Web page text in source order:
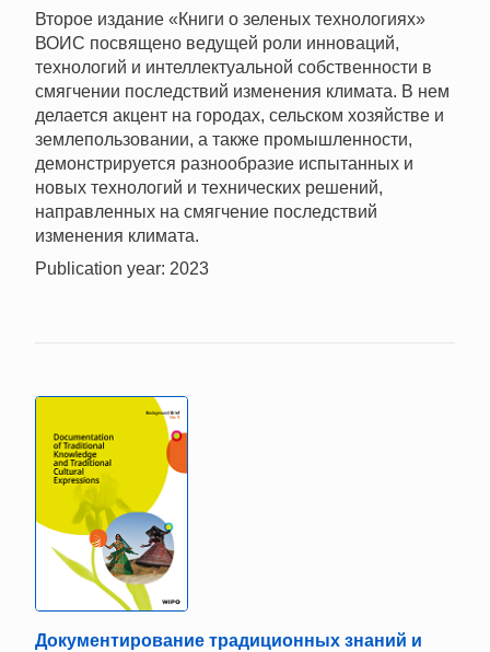
Второе издание «Книги о зеленых технологиях»
ВОИС посвящено ведущей роли инноваций,
технологий и интеллектуальной собственности в
смягчении последствий изменения климата. В нем
делается акцент на городах, сельском хозяйстве и
землепользовании, а также промышленности,
демонстрируется разнообразие испытанных и
новых технологий и технических решений,
направленных на смягчение последствий
изменения климата.
Publication year: 2023
Документирование традиционных знаний и